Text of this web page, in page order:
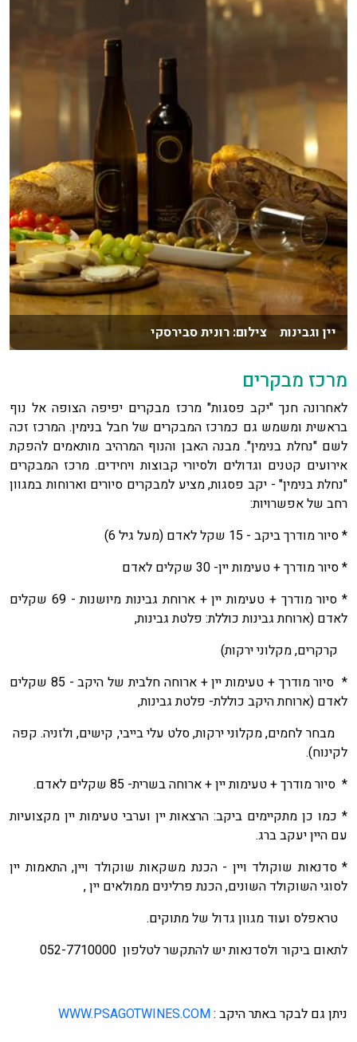
יין וגבינות צילום: רונית סבירסקי
מרכז מבקרים
לאחרונה חנך "יקב פסגות" מרכז מבקרים יפיפה הצופה אל נוף
בראשית ומשמש גם כמרכז המבקרים של חבל בנימין. המרכז זכה
לשם "נחלת בנימין". מבנה האבן והנוף המרהיב מותאמים להפקת
אירועים קטנים וגדולים ולסיורי קבוצות ויחידים. מרכז המבקרים
"נחלת בנימין" - יקב פסגות, מציע למבקרים סיורים וארוחות במגוון
רחב של אפשרויות:
* סיור מודרך ביקב - 15 שקל לאדם (מעל גיל 6)
* סיור מודרך + טעימות יין- 30 שקלים לאדם
* סיור מודרך + טעימות יין + ארוחת גבינות מיושנות - 69 שקלים
לאדם (ארוחת גבינות כוללת: פלטת גבינות,
קרקרים, מקלוני ירקות)
* סיור מודרך + טעימות יין + ארוחה חלבית של היקב - 85 שקלים
לאדם (ארוחת היקב כוללת- פלטת גבינות,
מבחר לחמים, מקלוני ירקות, סלט עלי בייבי, קישים, ולזניה. קפה
לקינוח).
* סיור מודרך + טעימות יין + ארוחה בשרית- 85 שקלים לאדם.
* כמו כן מתקיימים ביקב: הרצאות יין וערבי טעימות יין מקצועיות
עם היין יעקב ברג.
* סדנאות שוקולד ויין - הכנת משקאות שוקולד ויין, התאמות יין
לסוגי השוקולד השונים, הכנת פרלינים ממולאים יין ,
טראפלס ועוד מגוון גדול של מתוקים.
לתאום ביקור ולסדנאות יש להתקשר לטלפון 052-7710000
ניתן גם לבקר באתר היקב :WWW.PSAGOTWINES.COM